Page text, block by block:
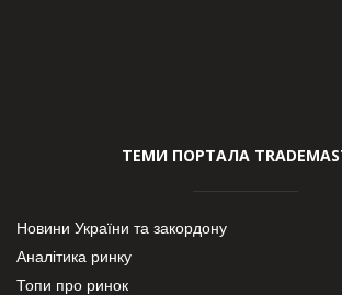
ТЕМИ ПОРТАЛА
Новини України та закордону
Аналітика ринку
Топи про ринок